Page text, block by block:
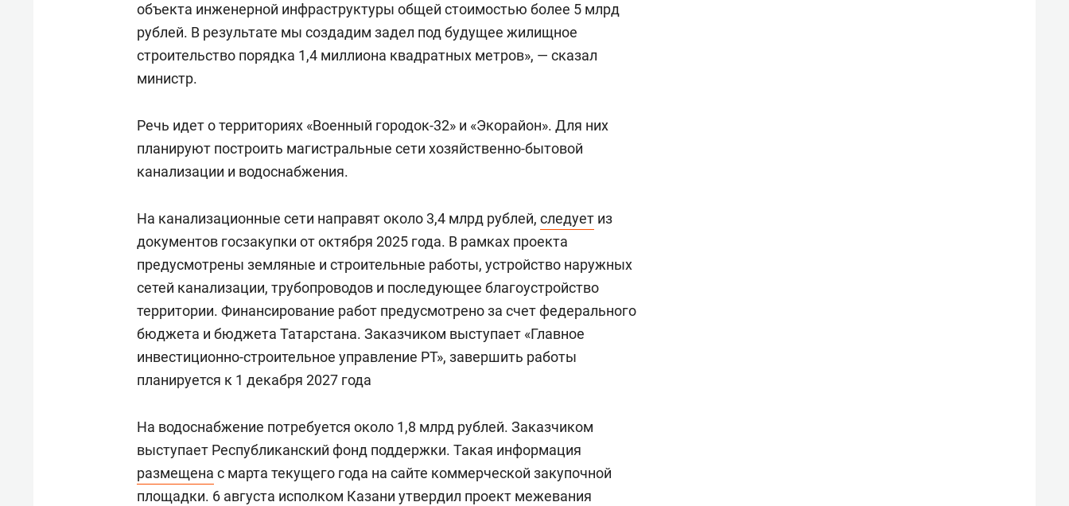
объекта инженерной инфраструктуры общей стоимостью более 5 млрд
рублей. В результате мы создадим задел под будущее жилищное
строительство порядка 1,4 миллиона квадратных метров», — сказал
министр.
Речь идет о территориях «Военный городок-32» и «Экорайон». Для них
планируют построить магистральные сети хозяйственно-бытовой
канализации и водоснабжения.
На канализационные сети направят около 3,4 млрд рублей, следует из
документов госзакупки от октября 2025 года. В рамках проекта
предусмотрены земляные и строительные работы, устройство наружных
сетей канализации, трубопроводов и последующее благоустройство
территории. Финансирование работ предусмотрено за счет федерального
бюджета и бюджета Татарстана. Заказчиком выступает «Главное
инвестиционно-строительное управление РТ», завершить работы
планируется к 1 декабря 2027 года
На водоснабжение потребуется около 1,8 млрд рублей. Заказчиком
выступает Республиканский фонд поддержки. Такая информация
размещена с марта текущего года на сайте коммерческой закупочной
площадки. 6 августа исполком Казани утвердил проект межевания